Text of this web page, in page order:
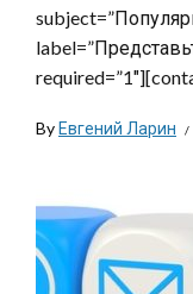
ByЕвгений Ларин